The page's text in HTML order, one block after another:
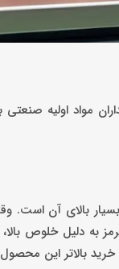
مواد اولیه صنعتی
بالای آن است.
دلیل خلوص
بالاتر این محصول